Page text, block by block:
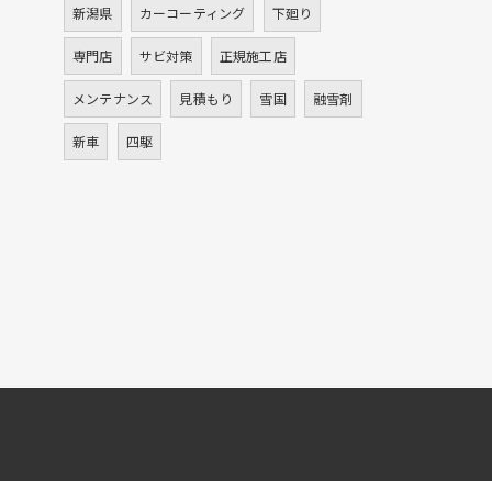
新潟県 カーコーティング 下廻り
専門店 サビ対策 正規施工店
メンテナンス 見積もり 雪国 融雪剤
新車 四駆